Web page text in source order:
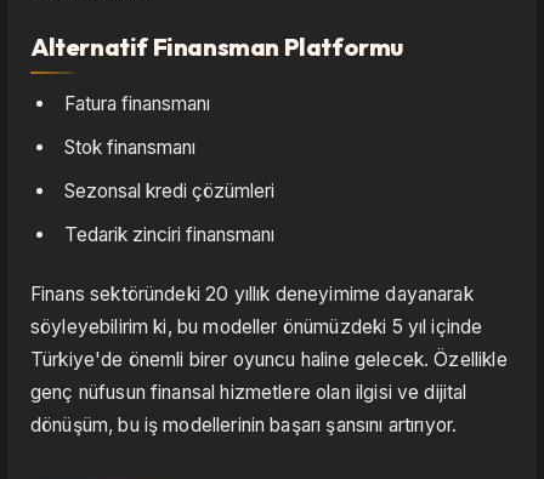
Alternatif Finansman Platformu
Fatura finansmanı
Stok finansmanı
Sezonsal kredi çözümleri
Tedarik zinciri finansmanı
Finans sektöründeki 20 yıllık deneyimime dayanarak
söyleyebilirim ki, bu modeller önümüzdeki 5 yıl içinde
Türkiye'de önemli birer oyuncu haline gelecek. Özellikle
genç nüfusun finansal hizmetlere olan ilgisi ve dijital
dönüşüm, bu iş modellerinin başarı şansını artırıyor.